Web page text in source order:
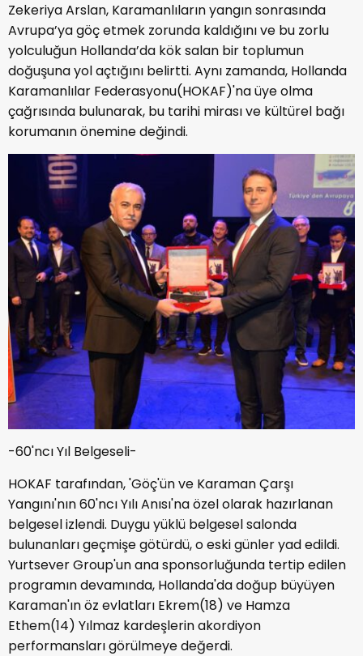
Zekeriya Arslan, Karamanlıların yangın sonrasında
Avrupa’ya göç etmek zorunda kaldığını ve bu zorlu
yolculuğun Hollanda’da kök salan bir toplumun
doğuşuna yol açtığını belirtti. Aynı zamanda, Hollanda
Karamanlılar Federasyonu(HOKAF)'na üye olma
çağrısında bulunarak, bu tarihi mirası ve kültürel bağı
korumanın önemine değindi.
-60'ncı Yıl Belgeseli-
HOKAF tarafından, 'Göç'ün ve Karaman Çarşı
Yangını'nın 60'ncı Yılı Anısı'na özel olarak hazırlanan
belgesel izlendi. Duygu yüklü belgesel salonda
bulunanları geçmişe götürdü, o eski günler yad edildi.
Yurtsever Group'un ana sponsorluğunda tertip edilen
programın devamında, Hollanda'da doğup büyüyen
Karaman'ın öz evlatları Ekrem(18) ve Hamza
Ethem(14) Yılmaz kardeşlerin akordiyon
performansları görülmeye değerdi.